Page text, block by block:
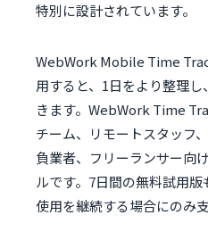
特別に設計されています。
WebWork Mobile Time
用すると、1日をより整理
きます。WebWork Time
チーム、リモートスタッフ
負業者、フリーランサー向
ルです。7日間の無料試用
使用を継続する場合にのみ支